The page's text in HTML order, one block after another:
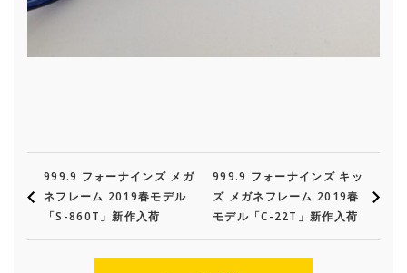
999.9 フォーナインズ メガ
ネフレーム 2019春モデル
「S-860T」新作入荷
999.9 フォーナインズ キッ
ズ メガネフレーム 2019春
モデル「C-22T」新作入荷